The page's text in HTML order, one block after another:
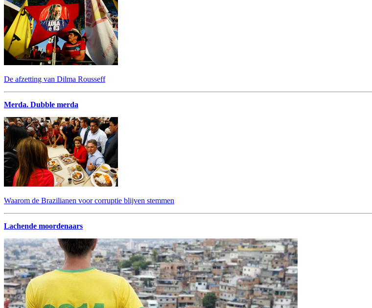
De afzetting van Dilma Rousseff
Merda. Dubble merda
Waarom de Brazilianen voor corruptie blijven stemmen
Lachende moordenaars